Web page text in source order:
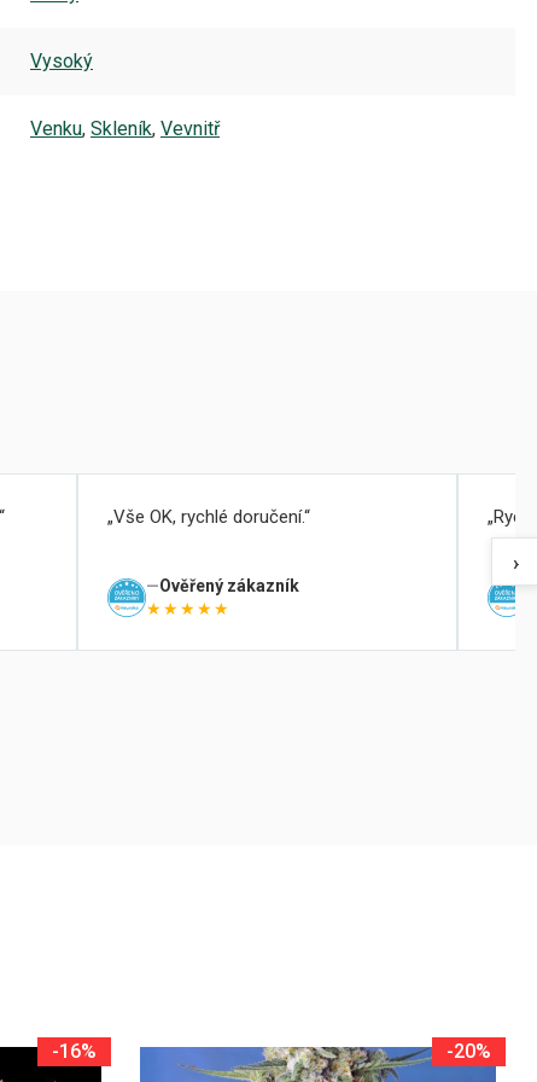
Vysoký
Venku, Skleník, Vevnitř
Vše OK, rychlé doručení.
Ověřený zákazník
★★★★★
›
-16% -20%